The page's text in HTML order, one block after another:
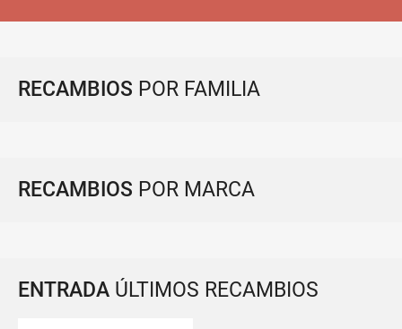
RECAMBIOS POR FAMILIA
RECAMBIOS POR MARCA
ENTRADA ÚLTIMOS RECAMBIOS